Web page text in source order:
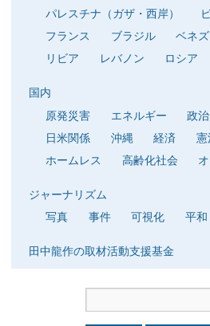
パレスチナ（ガザ・西岸）
フランス
ブラジル ベネ
リビア
レバノン ロシア
国内
原発災害
エネルギー 政治
日米関係
沖縄 経済 憲
ホームレス
高齢化社会
ジャーナリズム
写真
事件 可視化 平和
田中龍作の取材活動支援基金